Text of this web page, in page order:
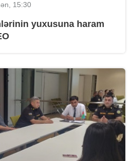
15:30
yuxusuna haram